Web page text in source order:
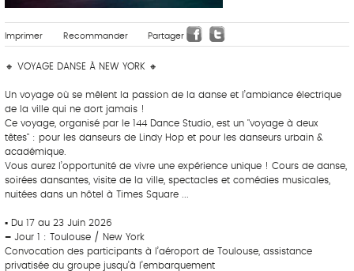
Imprimer Recommander Partager
🔸 VOYAGE DANSE À NEW YORK 🔸
Un voyage où se mêlent la passion de la danse et l’ambiance électrique
de la ville qui ne dort jamais !
Ce voyage, organisé par le 144 Dance Studio, est un "voyage à deux
têtes" : pour les danseurs de Lindy Hop et pour les danseurs urbain &
académique.
Vous aurez l’opportunité de vivre une expérience unique ! Cours de danse,
soirées dansantes, visite de la ville, spectacles et comédies musicales,
nuitées dans un hôtel à Times Square ...
▪ Du 17 au 23 Juin 2026
– Jour 1 : Toulouse / New York
Convocation des participants à l’aéroport de Toulouse, assistance
privatisée du groupe jusqu’à l’embarquement